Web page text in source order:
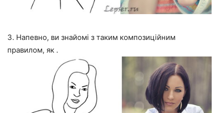
3. Напевно, ви знайомі з таким композиційним
правилом, як .